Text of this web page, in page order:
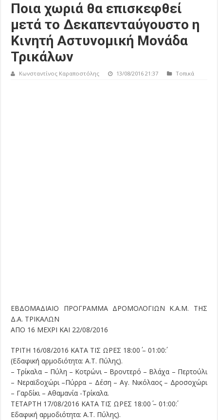
Ποια χωριά θα επισκεφθεί
μετά το Δεκαπενταύγουστο η
Κινητή Αστυνομική Μονάδα
Τρικάλων
Κωνσταντίνος Καραποστόλης 13/08/2016 21:37 Τοπικά
ΕΒΔΟΜΑΔΙΑΙΟ ΠΡΟΓΡΑΜΜΑ ΔΡΟΜΟΛΟΓΙΩΝ Κ.Α.Μ. ΤΗΣ
Δ.Α. ΤΡΙΚΑΛΩΝ
ΑΠΟ 16 ΜΕΧΡΙ ΚΑΙ 22/08/2016
ΤΡΙΤΗ 16/08/2016 ΚΑΤΑ ΤΙΣ ΩΡΕΣ 18:00΄ – 01:00΄:
(Εδαφική αρμοδιότητα: Α.Τ. Πύλης).
– Τρίκαλα – Πύλη – Κοτρώνι – Βροντερό – Βλάχα – Περτούλι
– Νεραϊδοχώρι –Πύρρα – Δέση – Αγ. Νικόλαος – Δροσοχώρι
– Γαρδίκι – Αθαμανία -Τρίκαλα.
ΤΕΤΑΡΤΗ 17/08/2016 ΚΑΤΑ ΤΙΣ ΩΡΕΣ 18:00΄ – 01:00΄:
Εδαφική αρμοδιότητα: Α.Τ. Πύλης).